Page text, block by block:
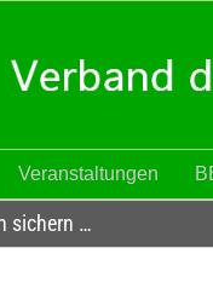
Veranstaltungen
sichern …